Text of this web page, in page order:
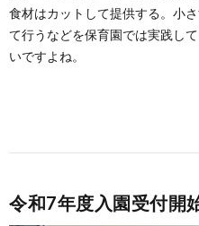
食材はカットして提供する。小
て行うなどを保育園では実践し
いですよね。
令和7年度入園受付開